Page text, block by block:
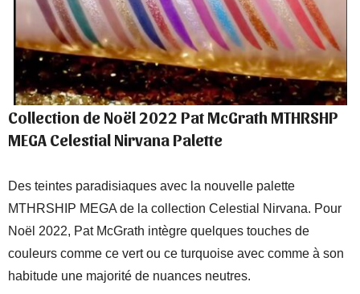
Collection de Noël 2022 Pat McGrath MTHRSHP
MEGA Celestial Nirvana Palette
Des teintes paradisiaques avec la nouvelle palette
MTHRSHIP MEGA de la collection Celestial Nirvana. Pour
Noël 2022, Pat McGrath intègre quelques touches de
couleurs comme ce vert ou ce turquoise avec comme à son
habitude une majorité de nuances neutres.